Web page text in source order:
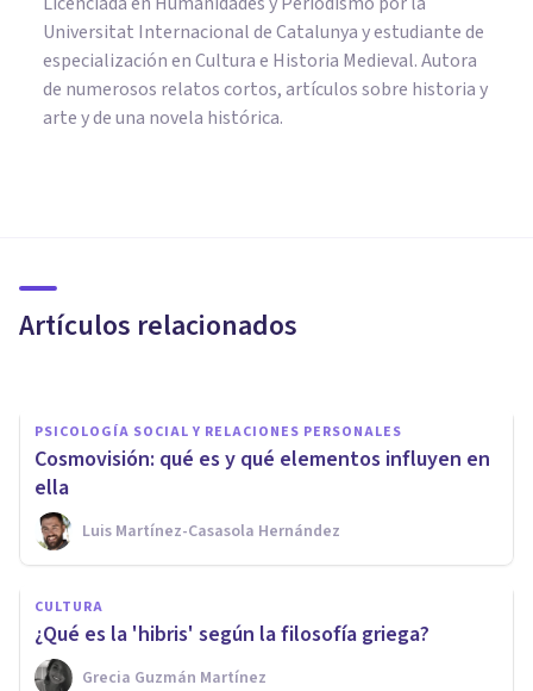
Universitat Internacional de Catalunya y estudiante de
especialización en Cultura e Historia Medieval. Autora
de numerosos relatos cortos, artículos sobre historia y
arte y de una novela histórica.
Artículos relacionados
moral
PSICOLOGÍA SOCIAL Y RELACIONES PERSONALES
Cosmovisión: qué es y qué elementos influyen en
ella
Luis Martínez-Casasola Hernández
CULTURA
¿Qué es la 'hibris' según la filosofía griega?
Grecia Guzmán Martínez
Los 35 personajes históricos
más importantes